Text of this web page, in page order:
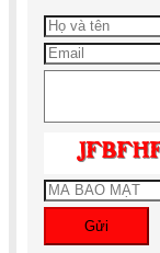
Gửi